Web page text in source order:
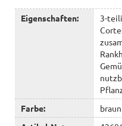
Eigenschaften:
3-
Farbe:
braun